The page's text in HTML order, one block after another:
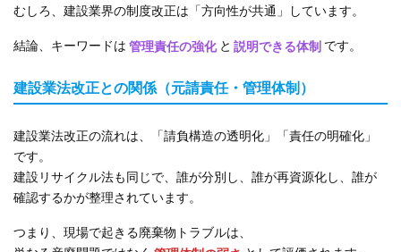
むしろ、建設業界の制度改正は「方向性が共通」しています。
結論、キーワードは 管理責任の強化 と 説明できる体制 です。
建設業法改正との関係（元請責任・管理体制）
建設業法改正の流れは、「請負構造の透明化」「責任の明確化」
です。
建設リサイクル法も同じで、誰が分別し、誰が再資源化し、誰が
確認するかが整理されています。
つまり、現場で起きる廃棄物トラブルは、